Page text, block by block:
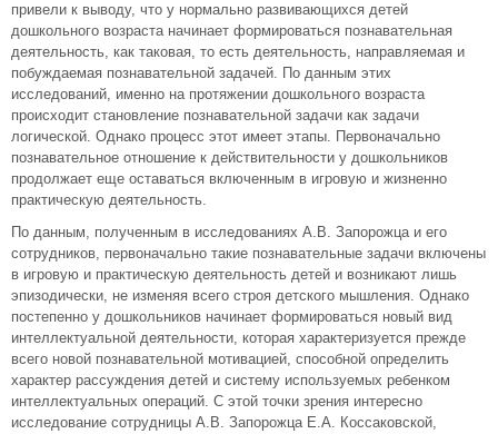
привели к выводу, что у нормально развивающихся детей
дошкольного возраста начинает формироваться познавательная
деятельность, как таковая, то есть деятельность, направляемая и
побуждаемая познавательной задачей. По данным этих
исследований, именно на протяжении дошкольного возраста
происходит становление познавательной задачи как задачи
логической. Однако процесс этот имеет этапы. Первоначально
познавательное отношение к действительности у дошкольников
продолжает еще оставаться включенным в игровую и жизненно
практическую деятельность.
По данным, полученным в исследованиях А.В. Запорожца и его
сотрудников, первоначально такие познавательные задачи включены
в игровую и практическую деятельность детей и возникают лишь
эпизодически, не изменяя всего строя детского мышления. Однако
постепенно у дошкольников начинает формироваться новый вид
интеллектуальной деятельности, которая характеризуется прежде
всего новой познавательной мотивацией, способной определить
характер рассуждения детей и систему используемых ребенком
интеллектуальных операций. С этой точки зрения интересно
исследование сотрудницы А.В. Запорожца Е.А. Коссаковской,